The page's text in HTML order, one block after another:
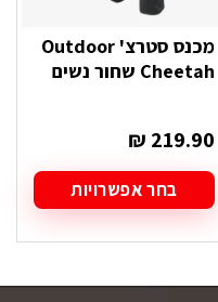
מכנס סטרצ' Outdoor
Cheetah שחור נשים
₪ 219.90
בחר אפשרויות
זה